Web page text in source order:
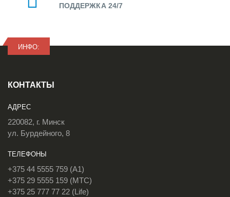
ПОДДЕРЖКА 24/7
ИНФО:
КОНТАКТЫ
АДРЕС
220082, г. Минск
ул. Бурдейного, 8
ТЕЛЕФОНЫ
+375 44 5555 759 (A1)
+375 29 5555 159 (МТС)
+375 25 777 77 22 (Life)